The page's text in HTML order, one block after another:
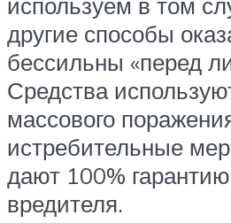
другие способы
бессильны «перед
Средства
массового
истребительные
дают 100%
вредителя.